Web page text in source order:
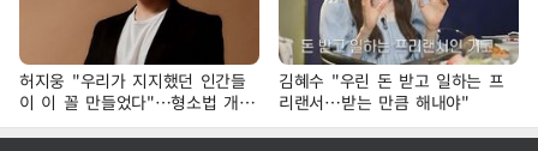
허지웅 "우리가 지지했던 인간들
이 이 꼴 만들었다"…형소법 개정
에 격한 반응
김혜수 "우린 돈 받고 일하는 프
리랜서…받는 만큼 해내야"